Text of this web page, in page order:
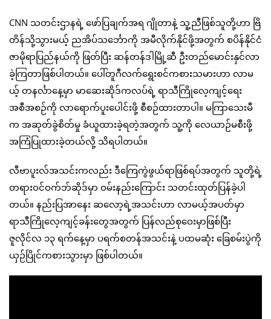
CNN သတင်းဌာနရဲ့ ဖော်ပြချက်အရ ဂျိုတာနဲ့ သူ့ညီဖြစ်သူတို့ဟာ ဗြိ
တိန်သို့သွားမယ့် ညအိပ်သင်္ဘောကို အမီလိုက်နိုင်ဖို့အတွက် စပိန်နိုင်ငံ
ဇာမိုရာပြည်နယ်ကို ဖြတ်ပြီး ဆန်တန်ဒါမြို့ဆီ ဦးတည်မောင်းနှင်လာ
ခဲ့ကြတာဖြစ်ပါတယ်။ ပေါ်တူဂီလက်ရွေးစင်ကစားသမားဟာ လာမ
ယ့် တနင်္လာနေ့မှာ မာဆေးဆိုဒ်ကလပ်ရဲ့ ရာသီကြိုလေ့ကျင့်ရေး
အစီအစဉ်ကို လာရောက်ပူးပေါင်းဖို့ စီစဉ်ထားတာပါ။ မကြာသေးမီ
က အဆုတ်ခွဲစိတ်မှု ခံယူထားခဲ့ရတဲ့အတွက် သူ့ကို လေယာဉ်မစီးဖို့
အကြံပြုထားခဲ့တယ်လို့ သိရပါတယ်။
လီဗာပူးလ်အသင်းကလည်း ဒီကြေကွဲဖွယ်ရာဖြစ်ရပ်အတွက် သူတို့ရဲ့
တရားဝင်ဝက်ဘ်ဆိုဒ်မှာ ဝမ်းနည်းကြောင်း သတင်းထုတ်ပြန်ခဲ့ပါ
တယ်။ နည်းပြအာနေး ဆလော့ရဲ့အသင်းဟာ လာမယ့်အပတ်မှာ
ရာသီကြိုလေ့ကျင့်ခန်းတွေအတွက် ပြန်လည်စုဝေးမှာဖြစ်ပြီး
ဇူလိုင်လ ၁၃ ရက်နေ့မှာ ပရက်စတန်အသင်းနဲ့ ပထမဆုံး ခြေစမ်းပွဲကို
ယှဉ်ပြိုင်ကစားသွားမှာ ဖြစ်ပါတယ်။